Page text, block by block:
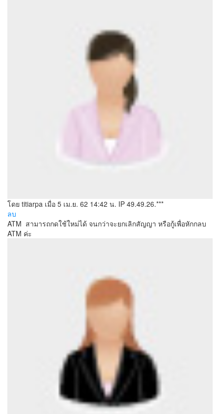
โดย titiarpa เมื่อ 5 เม.ย. 62 14:42 น. IP 49.49.26.***
ลบ
ATM สามารถกดใช้ใหม่ได้ จนกว่าจะยกเลิกสัญญา หรือกู้เพื่อหักกลบ
ATM ค่ะ